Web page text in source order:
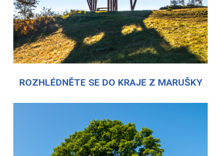
ROZHLÉDNĚTE SE DO KRAJE Z MARUŠKY